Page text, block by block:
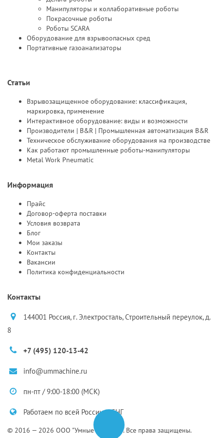
Манипуляторы и коллаборативные роботы
Покрасочные роботы
Роботы SCARA
Оборудование для взрывоопасных сред
Портативные газоанализаторы
Статьи
Взрывозащищенное оборудование: классификация,
маркировка, применение
Интерактивное оборудование: виды и возможности
Производители | B&R | Промышленная автоматизация B&R
Техническое обслуживание оборудования на производстве
Как работают промышленные роботы-манипуляторы
Metal Work Pneumatic
Информация
Прайс
Договор-оферта поставки
Условия возврата
Блог
Мои заказы
Контакты
Вакансии
Политика конфиденциальности
Контакты
144001 Россия, г. Электросталь, Строительный переулок, д.
8
+7 (495) 120-13-42
info@ummachine.ru
пн-пт / 9:00-18:00 (МСК)
Работаем по всей России и СНГ
© 2016 — 2026 ООО "Умные Машины". Все права защищены.